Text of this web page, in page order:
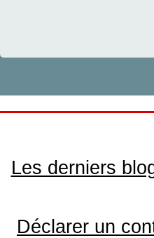
Les derniers
Déclarer un